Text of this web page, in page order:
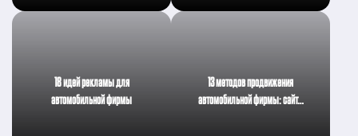
18 идей рекламы для
автомобильной фирмы
13 методов продвижения
автомобильной фирмы: сайт…